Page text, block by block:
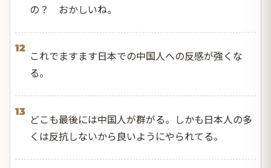
の？ おかしいね。
12
これでますます日本での中国人への反感が強くな
る。
13
どこも最後には中国人が群がる。しかも日本人の多
くは反抗しないから良いようにやられてる。